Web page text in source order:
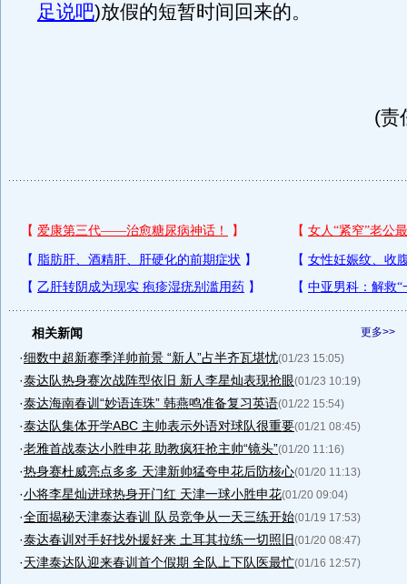
足说吧)放假的短暂时间回来的。
(责
更多>>
相关新闻
·细数中超新赛季洋帅前景 “新人”占半齐瓦堪忧(01/23 15:05)
·泰达队热身赛次战阵型依旧 新人李星灿表现抢眼(01/23 10:19)
·泰达海南春训“妙语连珠” 韩燕鸣准备复习英语(01/22 15:54)
·泰达队集体开学ABC 主帅表示外语对球队很重要(01/21 08:45)
·老雅首战泰达小胜申花 助教疯狂抢主帅“镜头”(01/20 11:16)
·热身赛杜威亮点多多 天津新帅猛夸申花后防核心(01/20 11:13)
·小将李星灿进球热身开门红 天津一球小胜申花(01/20 09:04)
·全面揭秘天津泰达春训 队员竞争从一天三练开始(01/19 17:53)
·泰达春训对手好找外援好来 土耳其拉练一切照旧(01/20 08:47)
·天津泰达队迎来春训首个假期 全队上下队医最忙(01/16 12:57)